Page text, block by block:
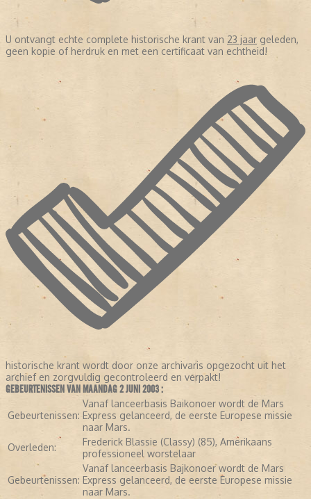
U ontvangt echte complete historische krant van 23 jaar geleden,
geen kopie of herdruk en met een certificaat van echtheid!
historische krant wordt door onze archivaris opgezocht uit het
archief en zorgvuldig gecontroleerd en verpakt!
GEBEURTENISSEN VAN MAANDAG 2 JUNI 2003 :
Gebeurtenissen:
Vanaf lanceerbasis Baikonoer wordt de Mars
Express gelanceerd, de eerste Europese missie
naar Mars.
Overleden:
Frederick Blassie (Classy) (85), Amerikaans
professioneel worstelaar
Gebeurtenissen:
Vanaf lanceerbasis Bajkonoer wordt de Mars
Express gelanceerd, de eerste Europese missie
naar Mars.